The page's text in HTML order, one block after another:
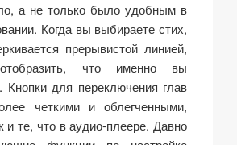
а не только было удобным в
Когда вы выбираете стих,
прерывистой линией,
что именно вы
Кнопки для переключения глав
четкими и облегченными,
и те, что в аудио-плеере. Давно